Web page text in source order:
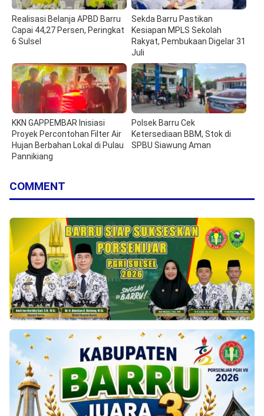
Realisasi Belanja APBD Barru
Capai 44,27 Persen, Peringkat
6 Sulsel
Sekda Barru Pastikan
Kesiapan MPLS Sekolah
Rakyat, Pembukaan Digelar 31
Juli
KKN GAPPEMBAR Inisiasi
Proyek Percontohan Filter Air
Hujan Berbahan Lokal di Pulau
Pannikiang
Polsek Barru Cek
Ketersediaan BBM, Stok di
SPBU Siawung Aman
COMMENT